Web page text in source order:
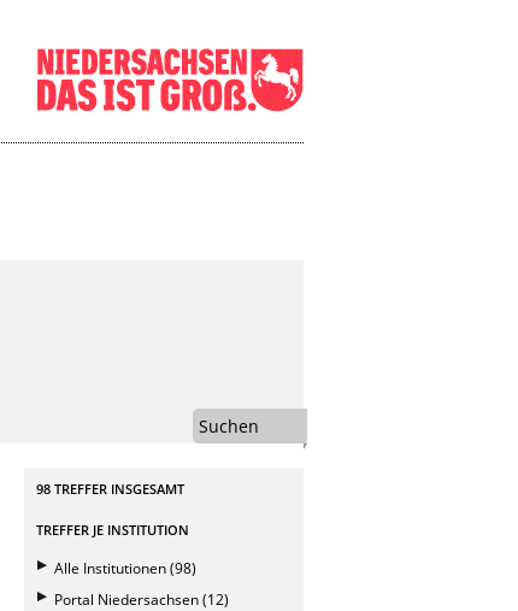
Suchen
98 TREFFER INSGESAMT
TREFFER JE INSTITUTION
Alle Institutionen (98)
Portal Niedersachsen (12)